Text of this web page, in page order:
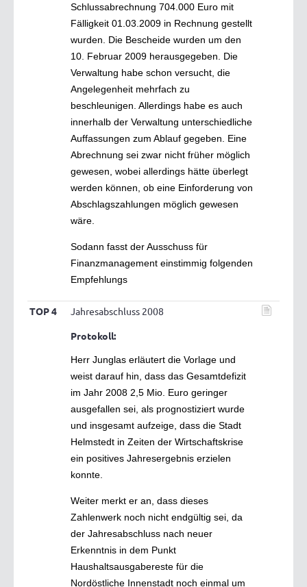
Schlussabrechnung 704.000 Euro mit
Fälligkeit 01.03.2009 in Rechnung gestellt
wurden. Die Bescheide wurden um den
10. Februar 2009 herausgegeben. Die
Verwaltung habe schon versucht, die
Angelegenheit mehrfach zu
beschleunigen. Allerdings habe es auch
innerhalb der Verwaltung unterschiedliche
Auffassungen zum Ablauf gegeben. Eine
Abrechnung sei zwar nicht früher möglich
gewesen, wobei allerdings hätte überlegt
werden können, ob eine Einforderung von
Abschlagszahlungen möglich gewesen
wäre.
Sodann fasst der Ausschuss für
Finanzmanagement einstimmig folgenden
Empfehlungs
TOP 4
Jahresabschluss 2008
Protokoll:
Herr Junglas erläutert die Vorlage und
weist darauf hin, dass das Gesamtdefizit
im Jahr 2008 2,5 Mio. Euro geringer
ausgefallen sei, als prognostiziert wurde
und insgesamt aufzeige, dass die Stadt
Helmstedt in Zeiten der Wirtschaftskrise
ein positives Jahresergebnis erzielen
konnte.
Weiter merkt er an, dass dieses
Zahlenwerk noch nicht endgültig sei, da
der Jahresabschluss nach neuer
Erkenntnis in dem Punkt
Haushaltsausgabereste für die
Nordöstliche Innenstadt noch einmal um